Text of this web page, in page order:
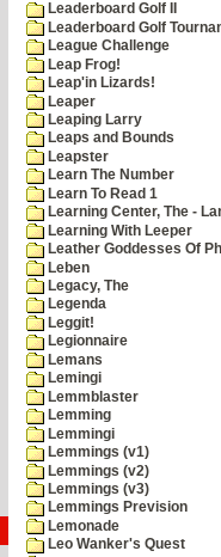
Leaderboard Golf II
Leaderboard Golf
League Challenge
Leap Frog!
Leap'in Lizards!
Leaper
Leaping Larry
Leaps and Bounds
Leapster
Learn The Number
Learn To Read 1
Learning Center, The -
Learning With Leeper
Leather Goddesses Of
Leben
Legacy, The
Legenda
Leggit!
Legionnaire
Lemans
Lemingi
Lemmblaster
Lemming
Lemmingi
Lemmings (v1)
Lemmings (v2)
Lemmings (v3)
Lemmings Prevision
Lemonade
Leo Wanker's Quest